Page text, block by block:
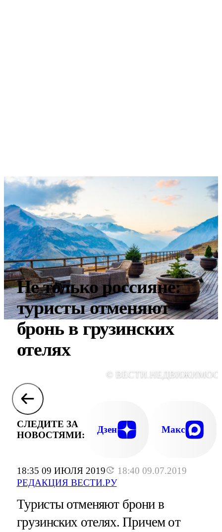
18:35 09 ИЮЛЯ 2019
18:40 09.07.2019
РЕДАКЦИЯ ВЕСТИ.РУ
Не только россияне:
туристы отменяют
бронь в грузинских
отелях
©
СЛЕДИТЕ ЗА
НОВОСТЯМИ:
Дзен Макс
Туристы отменяют брони в
грузинских отелях. Причем от